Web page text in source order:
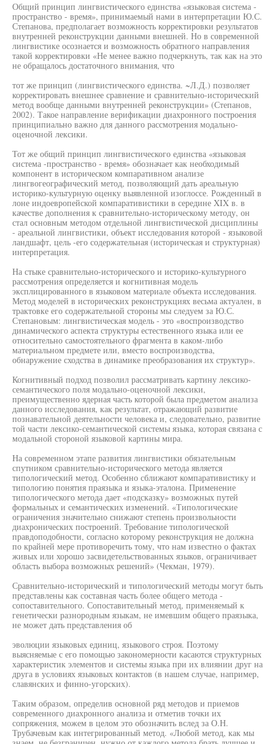
Общий принцип лингвистического единства «языковая система -
пространство - время», принимаемый нами в интерпретации Ю.С.
Степанова, предполагает возможность корректировки результатов
внутренней реконструкции данными внешней. Но в современной
лингвистике осознается и возможность обратного направления
такой корректировки «Не менее важно подчеркнуть, так как на это
не обращалось достаточного внимания, что
тот же принцип (лингвистического единства. ~Л.Д.) позволяет
корректировать внешнее сравнение и сравнительно-исторический
метод вообще данными внутренней реконструкции» (Степанов,
2002). Такое направление верификации диахронного построения
принципиально важно для данного рассмотрения модально-
оценочной лексики.
Тот же общий принцип лингвистического единства «языковая
система -пространство - время» обозначает как необходимый
компонент в историческом компаративном анализе
лингвогеографический метод, позволяющий дать ареальную
историко-культурную оценку выявленной изоглоссе. Рожденный в
лоне индоевропейской компаративистики в середине XIX в. в
качестве дополнения к сравнительно-историческому методу, он
стал основным методом отдельной лингвистической дисциплины
- ареальной лингвистики, объект исследования которой - языковой
ландшафт, цель -его содержательная (историческая и структурная)
интерпретация.
На стыке сравнительно-исторического и историко-культурного
рассмотрения определяется и когнитивная модель
эксплицированного в языковом материале объекта исследования.
Метод моделей в исторических реконструкциях весьма актуален, в
трактовке его содержательной стороны мы следуем за Ю.С.
Степановым: лингвистическая модель - это «воспроизводство
динамического аспекта структуры естественного языка или ее
относительно самостоятельного фрагмента в каком-либо
материальном предмете или, вместо воспроизводства,
обнаружение сходства в динамике преобразования их структур».
Когнитивный подход позволил рассматривать картину лексико-
семантического поля модально-оценочной лексики,
преимущественно ядерная часть которой была предметом анализа
данного исследования, как результат, отражающий развитие
познавательной деятельности человека и, следовательно, развитие
той части лексико-семантической системы языка, которая связана с
модальной стороной языковой картины мира.
На современном этапе развития лингвистики обязательным
спутником сравнительно-исторического метода является
типологический метод. Особенно сближают компаративистику и
типологию понятия праязыка и языка-эталона. Применение
типологического метода дает «подсказку» возможных путей
формальных и семантических изменений. «Типологические
ограничения значительно снижают степень произвольности
диахронических построений. Требование типологической
правдоподобности, согласно которому реконструкция не должна
по крайней мере противоречить тому, что нам известно о фактах
живых или хорошо засвидетельствованных языков, ограничивает
область выбора возможных решений» (Чекман, 1979).
Сравнительно-исторический и типологический методы могут быть
представлены как составная часть более общего метода -
сопоставительного. Сопоставительный метод, применяемый к
генетически разнородным языкам, не имевшим общего праязыка,
не может дать представления об
эволюции языковых единиц, языкового строя. Поэтому
выясняемые с его помощью закономерности касаются структурных
характеристик элементов и системы языка при их влиянии друг на
друга в условиях языковых контактов (в нашем случае, например,
славянских и финно-угорских).
Таким образом, определив основной ряд методов и приемов
современного диахронного анализа и отметив точки их
сопряжения, можем в целом это обозначить вслед за О.Н.
Трубачевым как интегрированный метод. «Любой метод, как мы